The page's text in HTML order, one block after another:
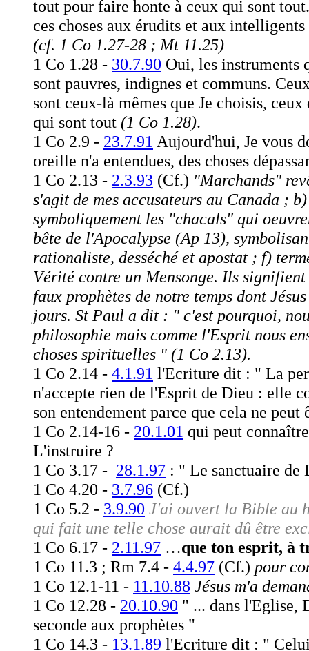
tout pour faire honte à ceux qui sont
ces choses aux érudits et aux
(cf. 1 Co 1.27-28 ; Mt 11.25)
1 Co 1.28 - 30.7.90 Oui, les instruments
sont pauvres, indignes et communs.
sont ceux-là mêmes que Je choisis,
qui sont tout (1 Co 1.28).
1 Co 2.9 - 23.7.91 Aujourd'hui, Je vous
oreille n'a entendues, des choses
1 Co 2.13 - 2.3.93 (Cf.) "Marchands"
s'agit de mes accusateurs au Canada ;
symboliquement les "chacals" qui
bête de l'Apocalypse (Ap 13),
rationaliste, desséché et apostat ; f)
Vérité contre un Mensonge. Ils
faux prophètes de notre temps dont
jours. St Paul a dit : " c'est pourquoi,
philosophie mais comme l'Esprit nous
choses spirituelles " (1 Co 2.13).
1 Co 2.14 - 4.1.91 l'Ecriture dit : " La
n'accepte rien de l'Esprit de Dieu : elle
son entendement parce que cela ne
1 Co 2.14-16 - 20.1.01 qui peut
L'instruire ?
1 Co 3.17 - 28.1.97 : " Le sanctuaire de
1 Co 4.20 - 3.7.96 (Cf.)
1 Co 5.2 - 3.9.90 J'ai ouvert la Bible au
qui fait une telle chose aurait dû être
1 Co 6.17 - 2.11.97 …que ton esprit, à
1 Co 11.3 ; Rm 7.4 - 4.4.97 (Cf.) pour
1 Co 12.1-11 - 11.10.88 Jésus m'a
1 Co 12.28 - 20.10.90 " ... dans l'Eglise,
seconde aux prophètes "
1 Co 14.3 - 13.1.89 l'Ecriture dit : "